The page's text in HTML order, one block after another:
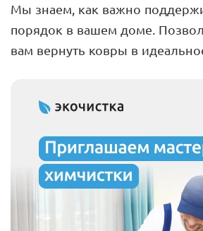
Мы знаем, как важно
порядок в вашем доме.
вам вернуть ковры в